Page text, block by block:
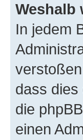
Weshalb
In jedem
dass dies
die
einen